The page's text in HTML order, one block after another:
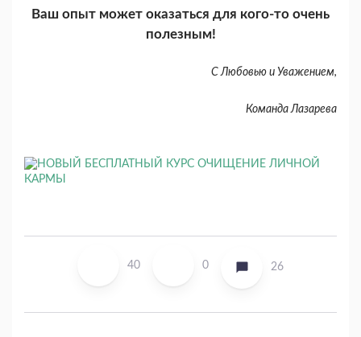
Ваш опыт может оказаться для кого-то очень
полезным!
С Любовью и Уважением,
Команда Лазарева
40 0 26